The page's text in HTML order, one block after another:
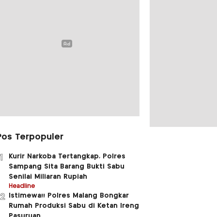
Terpopuler
Kurir Narkoba Tertangkap, Polres
Sampang Sita Barang Bukti Sabu
Senilai Miliaran Rupiah
Headline
Istimewa!! Polres Malang Bongkar
Rumah Produksi Sabu di Ketan Ireng